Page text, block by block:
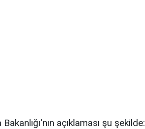
açıklaması şu şekilde: